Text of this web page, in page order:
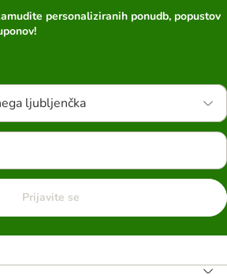
personaliziranih ponudb, popustov
ljubljenčka
Prijavite se